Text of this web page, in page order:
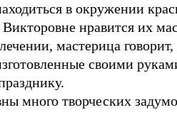
в окружении
нравится их
мастерица
своими
много творческих